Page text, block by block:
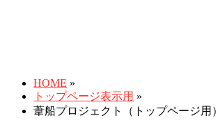
HOME »
トップページ表示用 »
葦船プロジェクト（トップページ用）